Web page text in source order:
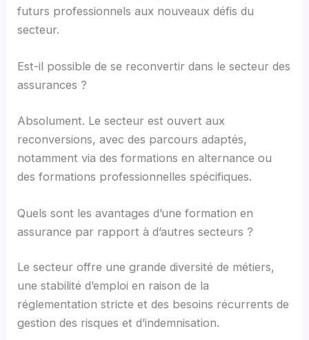
futurs professionnels aux nouveaux défis du
secteur.
Est-il possible de se reconvertir dans le secteur des
assurances ?
Absolument. Le secteur est ouvert aux
reconversions, avec des parcours adaptés,
notamment via des formations en alternance ou
des formations professionnelles spécifiques.
Quels sont les avantages d’une formation en
assurance par rapport à d’autres secteurs ?
Le secteur offre une grande diversité de métiers,
une stabilité d’emploi en raison de la
réglementation stricte et des besoins récurrents de
gestion des risques et d’indemnisation.